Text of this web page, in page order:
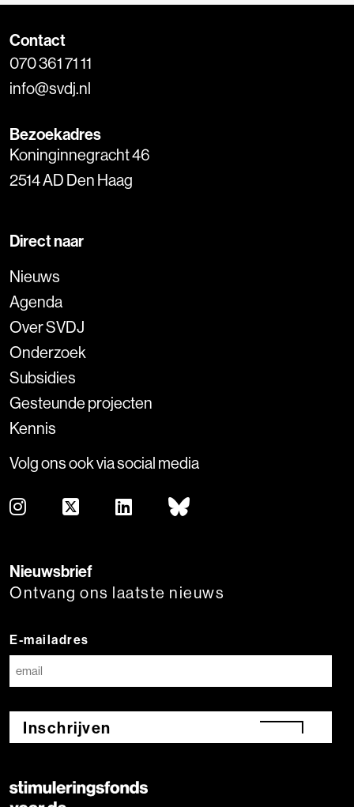
Contact
070 361 71 11
info@svdj.nl
Bezoekadres
Koninginnegracht 46
2514 AD Den Haag
Direct naar
Nieuws
Agenda
Over SVDJ
Onderzoek
Subsidies
Gesteunde projecten
Kennis
Volg ons ook via social media
Nieuwsbrief
Ontvang ons laatste nieuws
E-mailadres
Inschrijven